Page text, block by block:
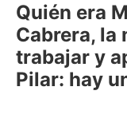
Quién era
Cabrera, la
trabajar y
Pilar: hay